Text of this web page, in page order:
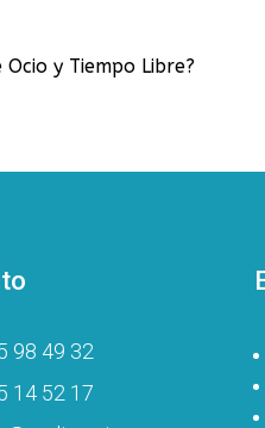
y Tiempo Libre?
98 49 32
14 52 17